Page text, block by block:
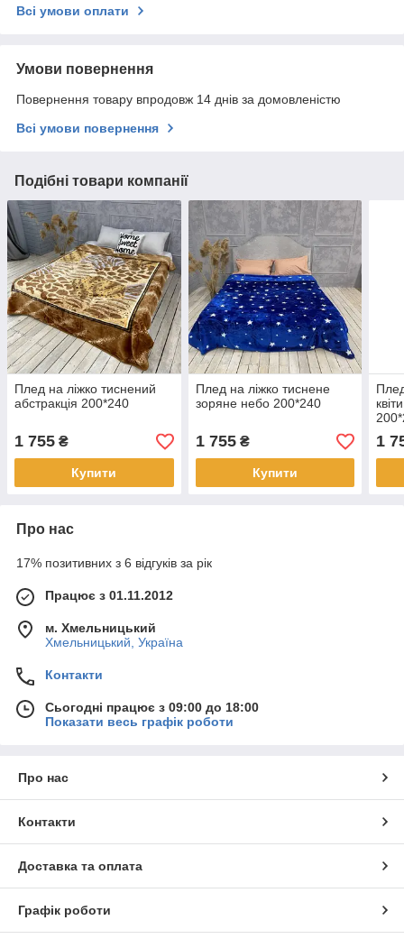
Всі умови оплати
Умови повернення
Повернення товару впродовж 14 днів за домовленістю
Всі умови повернення
Подібні товари компанії
Плед на ліжко тиснений
абстракція 200*240
1 755 ₴
Купити
Плед на ліжко тиснене
зоряне небо 200*240
1 755₴
Купити
1
Про нас
17% позитивних з 6 відгуків за рік
Працює з 01.11.2012
м. Хмельницький
Хмельницький, Україна
Контакти
Сьогодні працює з 09:00 до 18:00
Показати весь графік роботи
Про нас
Контакти
Доставка та оплата
Графік роботи